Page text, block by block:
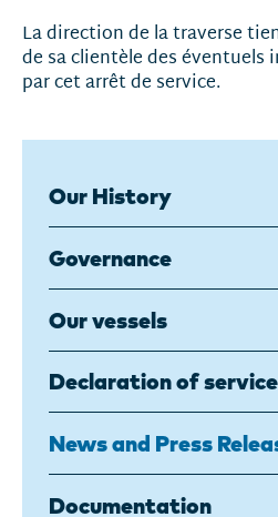
La direction de la traverse
de sa clientèle des éventuels
par cet arrêt de service.
Our History
Governance
Our vessels
Declaration of
News and Press
Documentation